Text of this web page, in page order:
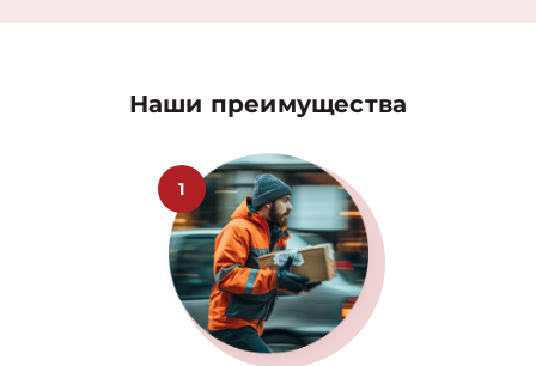
Наши преимущества
1